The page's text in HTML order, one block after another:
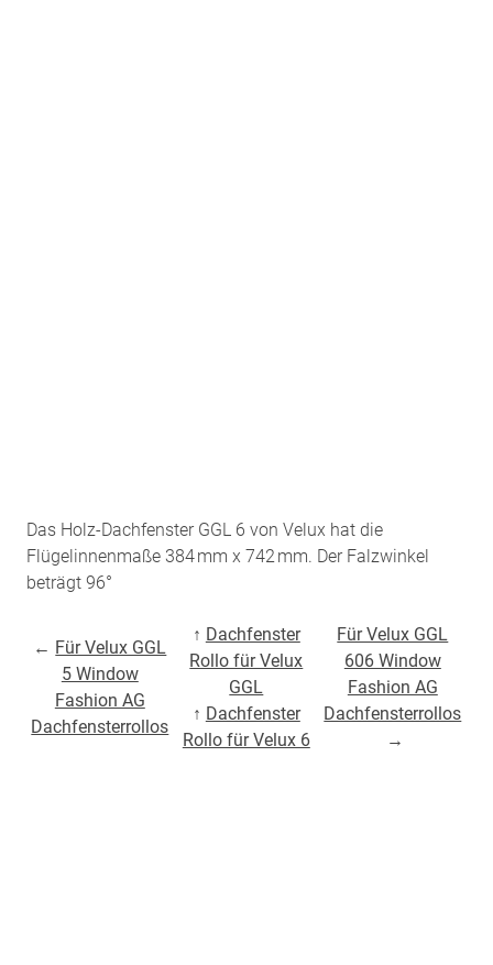
Das Holz-Dachfenster GGL 6 von Velux hat die
Flügelinnenmaße 384 mm x 742 mm. Der Falzwinkel
beträgt 96°
← Für Velux GGL
5 Window
Fashion AG
Dachfensterrollos
↑ Dachfenster
Rollo für Velux
GGL
↑ Dachfenster
Rollo für Velux 6
Für Velux GGL
606 Window
Fashion AG
Dachfensterrollos
→